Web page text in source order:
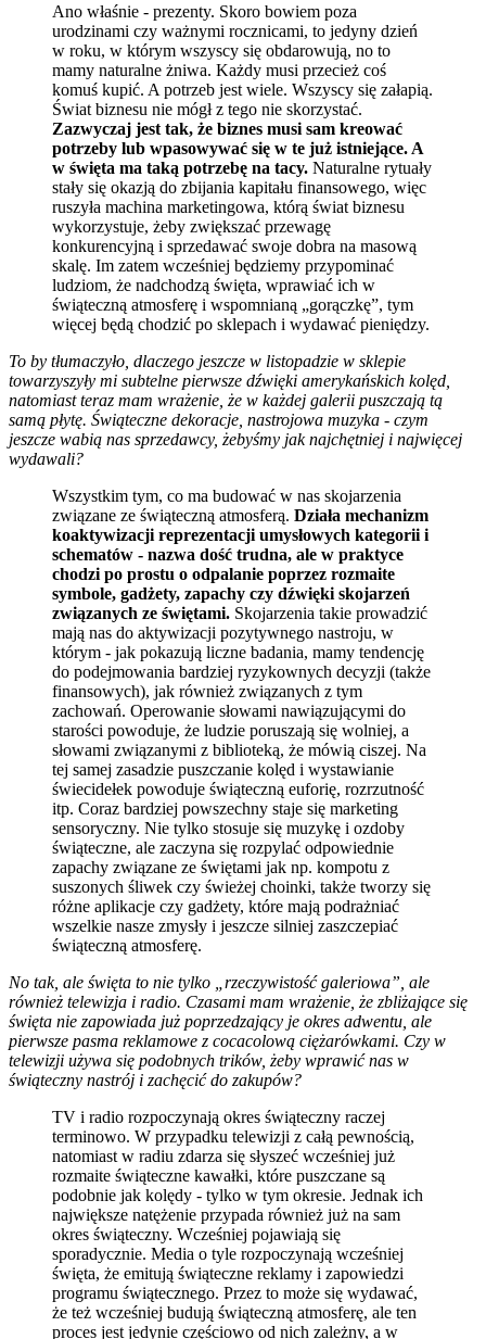
Ano właśnie - prezenty. Skoro bowiem poza
urodzinami czy ważnymi rocznicami, to jedyny dzień
w roku, w którym wszyscy się obdarowują, no to
mamy naturalne żniwa. Każdy musi przecież coś
komuś kupić. A potrzeb jest wiele. Wszyscy się załapią.
Świat biznesu nie mógł z tego nie skorzystać.
Zazwyczaj jest tak, że biznes musi sam kreować
potrzeby lub wpasowywać się w te już istniejące. A
w święta ma taką potrzebę na tacy. Naturalne rytuały
stały się okazją do zbijania kapitału finansowego, więc
ruszyła machina marketingowa, którą świat biznesu
wykorzystuje, żeby zwiększać przewagę
konkurencyjną i sprzedawać swoje dobra na masową
skalę. Im zatem wcześniej będziemy przypominać
ludziom, że nadchodzą święta, wprawiać ich w
świąteczną atmosferę i wspomnianą „gorączkę”, tym
więcej będą chodzić po sklepach i wydawać pieniędzy.
To by tłumaczyło, dlaczego jeszcze w listopadzie w sklepie
towarzyszyły mi subtelne pierwsze dźwięki amerykańskich kolęd,
natomiast teraz mam wrażenie, że w każdej galerii puszczają tą
samą płytę. Świąteczne dekoracje, nastrojowa muzyka - czym
jeszcze wabią nas sprzedawcy, żebyśmy jak najchętniej i najwięcej
wydawali?
Wszystkim tym, co ma budować w nas skojarzenia
związane ze świąteczną atmosferą. Działa mechanizm
koaktywizacji reprezentacji umysłowych kategorii i
schematów - nazwa dość trudna, ale w praktyce
chodzi po prostu o odpalanie poprzez rozmaite
symbole, gadżety, zapachy czy dźwięki skojarzeń
związanych ze świętami. Skojarzenia takie prowadzić
mają nas do aktywizacji pozytywnego nastroju, w
którym - jak pokazują liczne badania, mamy tendencję
do podejmowania bardziej ryzykownych decyzji (także
finansowych), jak również związanych z tym
zachowań. Operowanie słowami nawiązującymi do
starości powoduje, że ludzie poruszają się wolniej, a
słowami związanymi z biblioteką, że mówią ciszej. Na
tej samej zasadzie puszczanie kolęd i wystawianie
świecidełek powoduje świąteczną euforię, rozrzutność
itp. Coraz bardziej powszechny staje się marketing
sensoryczny. Nie tylko stosuje się muzykę i ozdoby
świąteczne, ale zaczyna się rozpylać odpowiednie
zapachy związane ze świętami jak np. kompotu z
suszonych śliwek czy świeżej choinki, także tworzy się
różne aplikacje czy gadżety, które mają podrażniać
wszelkie nasze zmysły i jeszcze silniej zaszczepiać
świąteczną atmosferę.
No tak, ale święta to nie tylko „rzeczywistość galeriowa”, ale
również telewizja i radio. Czasami mam wrażenie, że zbliżające się
święta nie zapowiada już poprzedzający je okres adwentu, ale
pierwsze pasma reklamowe z cocacolową ciężarówkami. Czy w
telewizji używa się podobnych trików, żeby wprawić nas w
świąteczny nastrój i zachęcić do zakupów?
TV i radio rozpoczynają okres świąteczny raczej
terminowo. W przypadku telewizji z całą pewnością,
natomiast w radiu zdarza się słyszeć wcześniej już
rozmaite świąteczne kawałki, które puszczane są
podobnie jak kolędy - tylko w tym okresie. Jednak ich
największe natężenie przypada również już na sam
okres świąteczny. Wcześniej pojawiają się
sporadycznie. Media o tyle rozpoczynają wcześniej
święta, że emitują świąteczne reklamy i zapowiedzi
programu świątecznego. Przez to może się wydawać,
że też wcześniej budują świąteczną atmosferę, ale ten
proces jest jedynie częściowo od nich zależny, a w